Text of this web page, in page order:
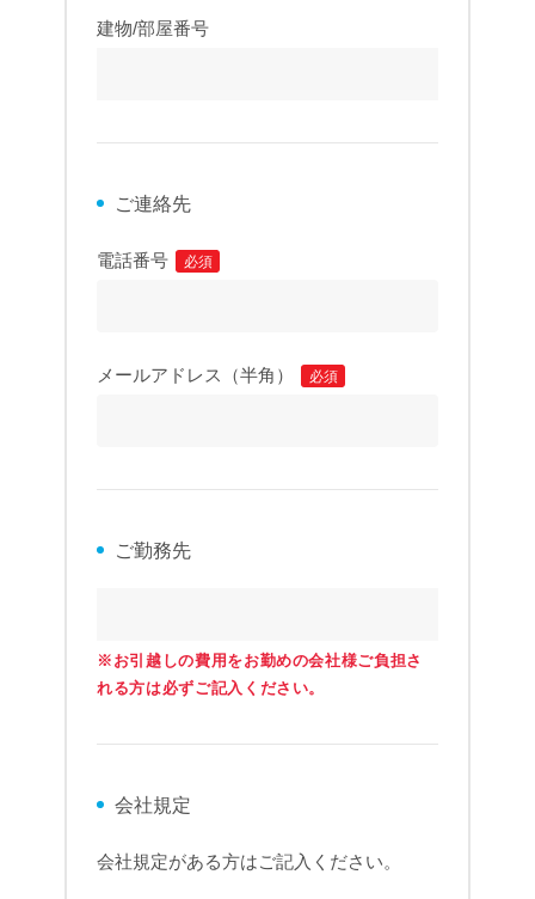
建物/部屋番号
ご連絡先
電話番号 必須
メールアドレス（半角） 必須
ご勤務先
※お引越しの費用をお勤めの会社様ご負担さ
れる方は必ずご記入ください。
会社規定
会社規定がある方はご記入ください。